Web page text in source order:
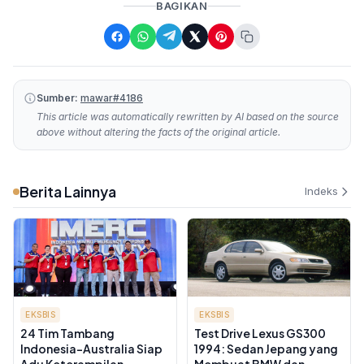
BAGIKAN
Sumber: mawar#4186
This article was automatically rewritten by AI based on the source
above without altering the facts of the original article.
Berita Lainnya Indeks
EKSBIS
24 Tim Tambang
Indonesia-Australia Siap
EKSBIS
Test Drive Lexus GS300
1994: Sedan Jepang yang